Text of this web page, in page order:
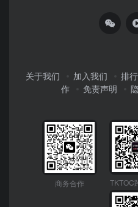
关于我们 加入我们 排
作
免责声明
商务合作 TKTOC